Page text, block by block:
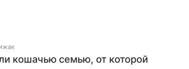
кошачью семью, от которой